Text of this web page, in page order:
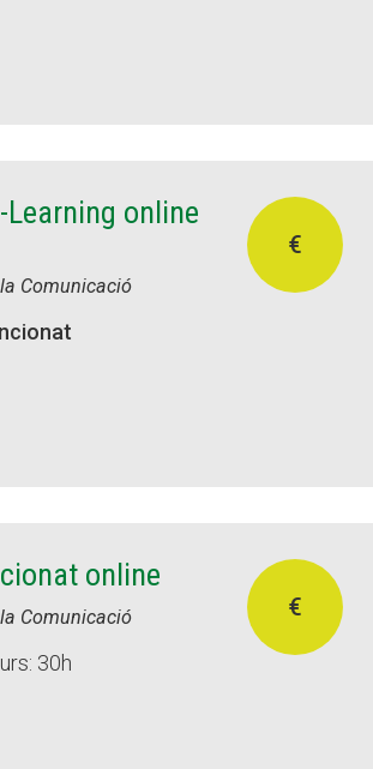
Learning online
Comunicació
€
online
Comunicació
30h
€